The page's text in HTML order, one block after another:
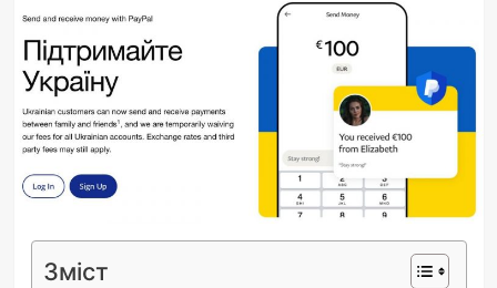
Зміст